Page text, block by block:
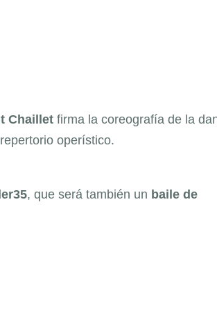
Chaillet firma la coreografía de la
operístico.
, que será también un baile de